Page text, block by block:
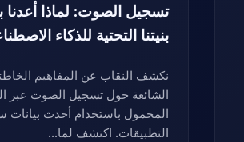
تسجيل الصوت: لماذا أعدنا
بنيتنا التحتية للذكاء
نكشف النقاب عن المفاهيم
الشائعة حول تسجيل الصوت عبر
المحمول باستخدام أحدث
التطبيقات. اكتشف لما...